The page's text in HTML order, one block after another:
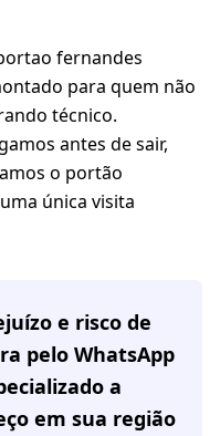
fernandes
para quem não
técnico.
antes de sair,
o portão
única visita
e risco de
pelo WhatsApp
a
em sua região